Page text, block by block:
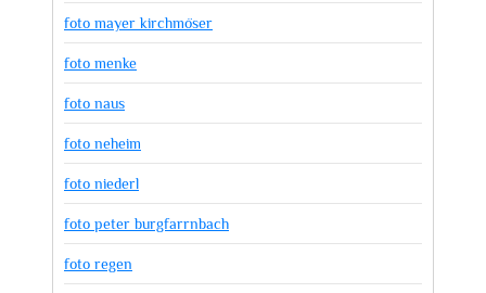
foto mayer kirchmöser
foto menke
foto naus
foto neheim
foto niederl
foto peter burgfarrnbach
foto regen